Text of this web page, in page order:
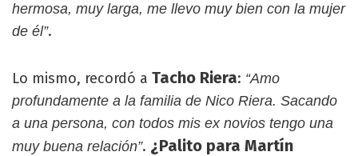
hermosa, muy larga, me llevo muy bien con la mujer
de él”.
Lo mismo, recordó a Tacho Riera: “Amo
profundamente a la familia de Nico Riera. Sacando
a una persona, con todos mis ex novios tengo una
muy buena relación”. ¿Palito para Martín